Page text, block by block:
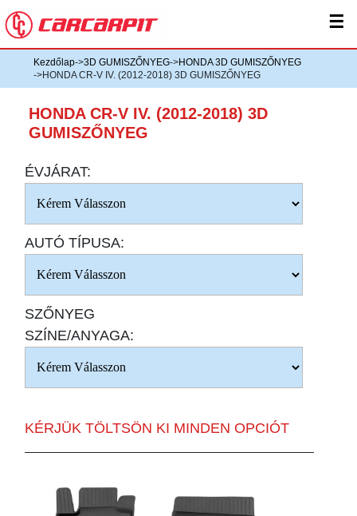
☰
Kezdőlap->3D GUMISZŐNYEG->HONDA 3D GUMISZŐNYEG
->HONDA CR-V IV. (2012-2018) 3D GUMISZŐNYEG
HONDA CR-V IV. (2012-2018) 3D
GUMISZŐNYEG
ÉVJÁRAT:
AUTÓ TÍPUSA:
SZŐNYEG
SZÍNE/ANYAGA:
KÉRJÜK TÖLTSÖN KI MINDEN OPCIÓT